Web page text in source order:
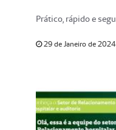
Prático, rápido e
29 de Janeiro de 2024